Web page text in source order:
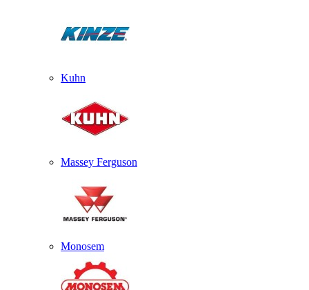
Kuhn
Massey Ferguson
Monosem